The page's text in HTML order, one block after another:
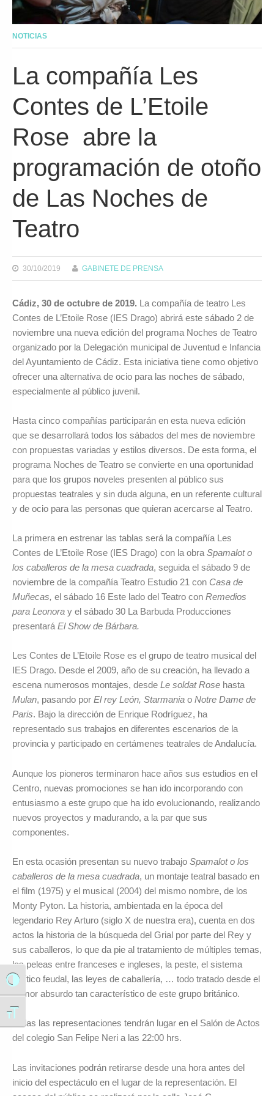
Alternar alto contraste
Alternar tamaño de letra
NOTICIAS
La compañía Les
Contes de L’Etoile
Rose abre la
programación de otoño
de Las Noches de
Teatro
30/10/2019 GABINETE DE PRENSA
Cádiz, 30 de octubre de 2019. La compañía de teatro Les
Contes de L’Etoile Rose (IES Drago) abrirá este sábado 2 de
noviembre una nueva edición del programa Noches de Teatro
organizado por la Delegación municipal de Juventud e Infancia
del Ayuntamiento de Cádiz. Esta iniciativa tiene como objetivo
ofrecer una alternativa de ocio para las noches de sábado,
especialmente al público juvenil.
Hasta cinco compañías participarán en esta nueva edición
que se desarrollará todos los sábados del mes de noviembre
con propuestas variadas y estilos diversos. De esta forma, el
programa Noches de Teatro se convierte en una oportunidad
para que los grupos noveles presenten al público sus
propuestas teatrales y sin duda alguna, en un referente cultural
y de ocio para las personas que quieran acercarse al Teatro.
La primera en estrenar las tablas será la compañía Les
Contes de L’Etoile Rose (IES Drago) con la obra Spamalot o
los caballeros de la mesa cuadrada, seguida el sábado 9 de
noviembre de la compañía Teatro Estudio 21 con Casa de
Muñecas, el sábado 16 Este lado del Teatro con Remedios
para Leonora y el sábado 30 La Barbuda Producciones
presentará El Show de Bárbara.
Les Contes de L’Etoile Rose es el grupo de teatro musical del
IES Drago. Desde el 2009, año de su creación, ha llevado a
escena numerosos montajes, desde Le soldat Rose hasta
Mulan, pasando por El rey León, Starmania o Notre Dame de
Paris. Bajo la dirección de Enrique Rodríguez, ha
representado sus trabajos en diferentes escenarios de la
provincia y participado en certámenes teatrales de Andalucía.
Aunque los pioneros terminaron hace años sus estudios en el
Centro, nuevas promociones se han ido incorporando con
entusiasmo a este grupo que ha ido evolucionando, realizando
nuevos proyectos y madurando, a la par que sus
componentes.
En esta ocasión presentan su nuevo trabajo Spamalot o los
caballeros de la mesa cuadrada, un montaje teatral basado en
el film (1975) y el musical (2004) del mismo nombre, de los
Monty Pyton. La historia, ambientada en la época del
legendario Rey Arturo (siglo X de nuestra era), cuenta en dos
actos la historia de la búsqueda del Grial por parte del Rey y
sus caballeros, lo que da pie al tratamiento de múltiples temas,
las peleas entre franceses e ingleses, la peste, el sistema
político feudal, las leyes de caballería, … todo tratado desde el
humor absurdo tan característico de este grupo británico.
Todas las representaciones tendrán lugar en el Salón de Actos
del colegio San Felipe Neri a las 22:00 hrs.
Las invitaciones podrán retirarse desde una hora antes del
inicio del espectáculo en el lugar de la representación. El